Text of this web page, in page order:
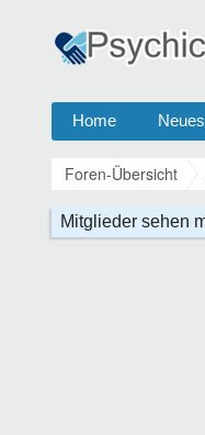
Home Neues
Foren-Übersicht